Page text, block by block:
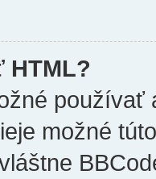
HTML?
možné